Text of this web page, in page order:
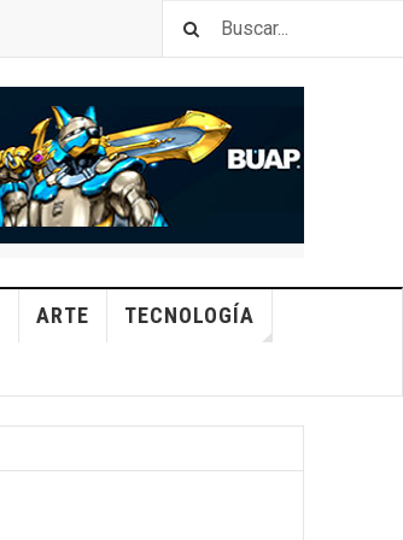
ARTE TECNOLOGÍA